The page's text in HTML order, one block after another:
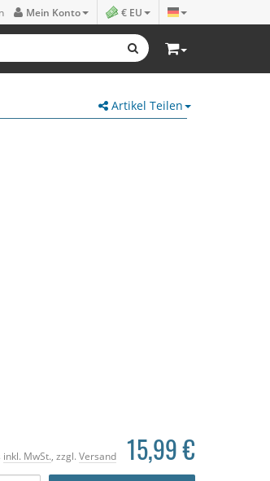
Mein Konto € EU
Artikel Teilen
inkl. MwSt. , zzgl. Versand 15,99 €